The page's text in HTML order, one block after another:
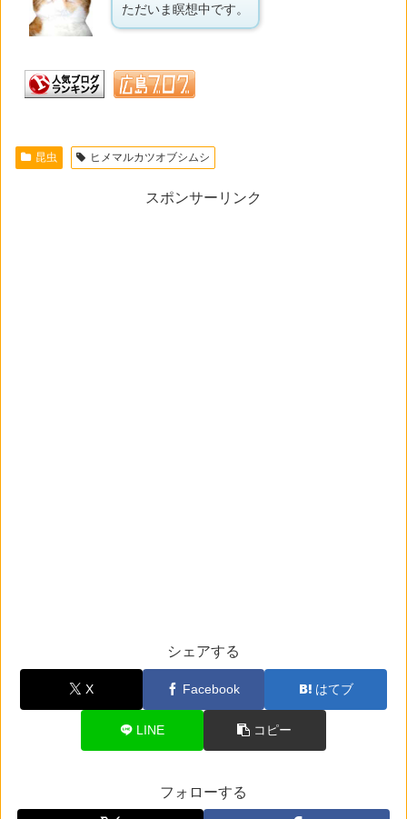
ただいま瞑想中です。
昆虫 ヒメマルカツオブシムシ
スポンサーリンク
シェアする
X Facebook はてブ
LINE コピー
フォローする